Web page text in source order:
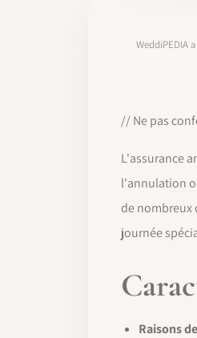
WeddiPEDIA
// Ne pas
L'assurance
l'annulation
de nombreux
journée
Raisons